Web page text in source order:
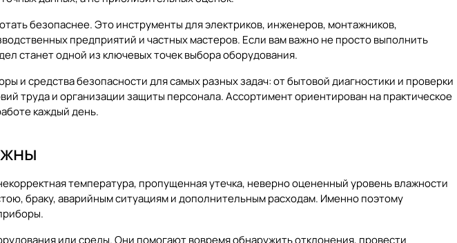
безопаснее. Это инструменты для электриков, инженеров, монтажников,
предприятий и частных мастеров. Если вам важно не просто выполнить
станет одной из ключевых точек выбора оборудования.
средства безопасности для самых разных задач: от бытовой диагностики и проверки
труда и организации защиты персонала. Ассортимент ориентирован на практическое
каждый день.
температура, пропущенная утечка, неверно оцененный уровень влажности
браку, аварийным ситуациям и дополнительным расходам. Именно поэтому
или среды. Они помогают вовремя обнаружить отклонения, провести